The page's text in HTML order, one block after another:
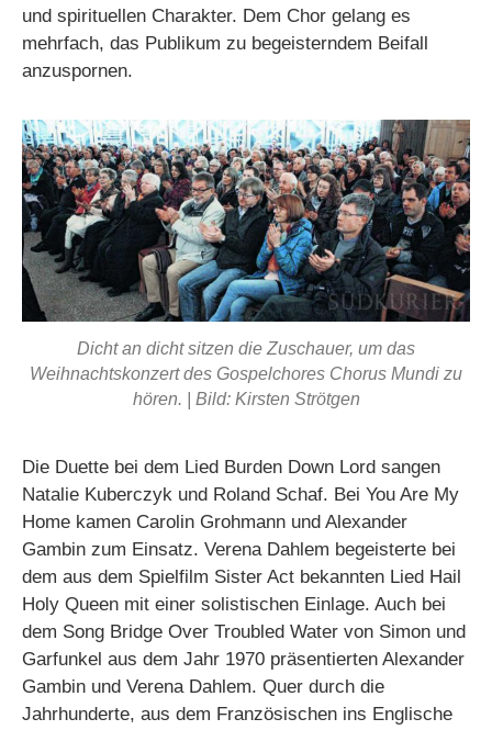
und spirituellen Charakter. Dem Chor gelang es
mehrfach, das Publikum zu begeisterndem Beifall
anzuspornen.
Dicht an dicht sitzen die Zuschauer, um das
Weihnachtskonzert des Gospelchores Chorus Mundi zu
hören. | Bild: Kirsten Strötgen
Die Duette bei dem Lied Burden Down Lord sangen
Natalie Kuberczyk und Roland Schaf. Bei You Are My
Home kamen Carolin Grohmann und Alexander
Gambin zum Einsatz. Verena Dahlem begeisterte bei
dem aus dem Spielfilm Sister Act bekannten Lied Hail
Holy Queen mit einer solistischen Einlage. Auch bei
dem Song Bridge Over Troubled Water von Simon und
Garfunkel aus dem Jahr 1970 präsentierten Alexander
Gambin und Verena Dahlem. Quer durch die
Jahrhunderte, aus dem Französischen ins Englische